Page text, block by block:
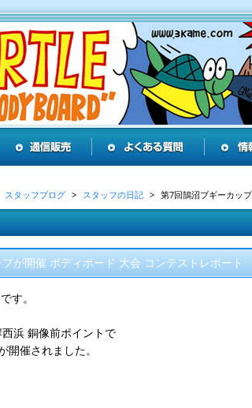
スタッフブログ スタッフの日記 第7回鵠沼ブギーカッ
が開催 ボディボード 大会 コンテストレポート
す。
浜 銅像前ポイントで
開催されました。